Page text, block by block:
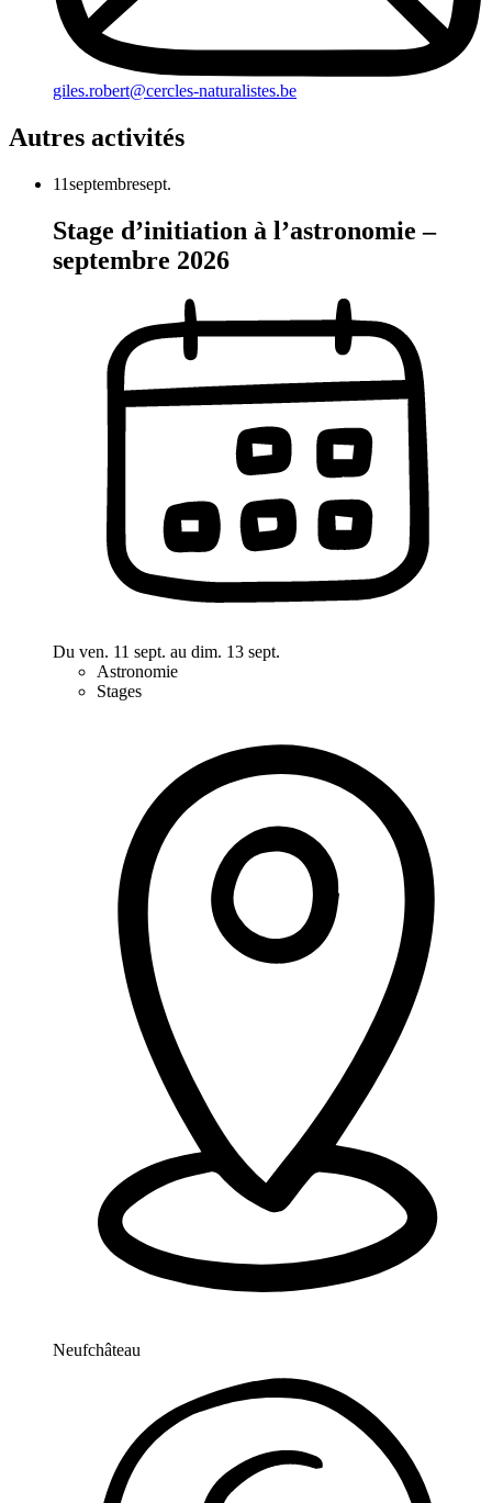
giles.robert@cercles-naturalistes.be
Autres activités
11septembresept.
Stage d’initiation à l’astronomie –
septembre 2026
Du ven. 11 sept. au dim. 13 sept.
Astronomie
Stages
Neufchâteau